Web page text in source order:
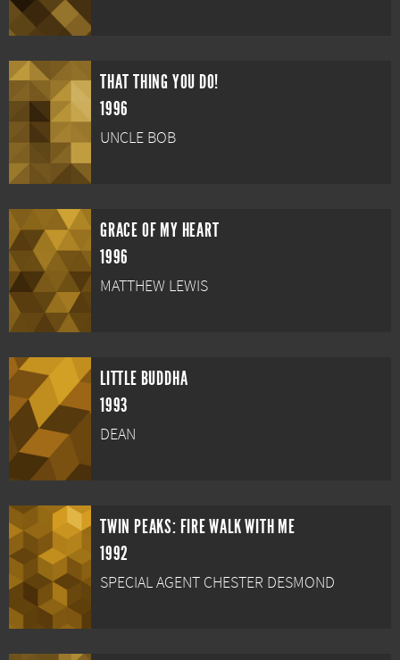
THAT THING YOU DO!
1996
UNCLE BOB
GRACE OF MY HEART
1996
MATTHEW LEWIS
LITTLE BUDDHA
1993
DEAN
TWIN PEAKS: FIRE WALK WITH ME
1992
SPECIAL AGENT CHESTER DESMOND